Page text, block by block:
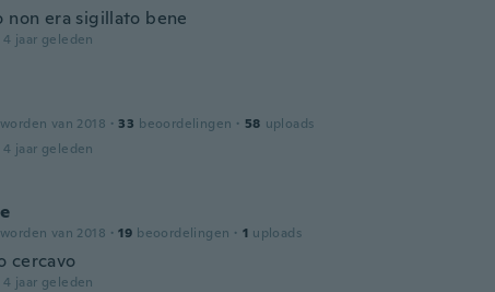
non era sigillato bene
jaar geleden
van 2018 · 33 beoordelingen · 58 uploads
jaar geleden
van 2018 · 19 beoordelingen · 1 uploads
cercavo
jaar geleden